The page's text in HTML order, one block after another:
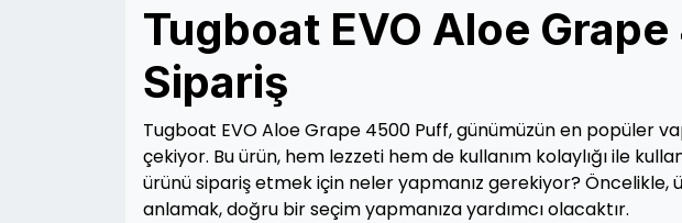
Tugboat EVO Aloe
Sipariş
Tugboat EVO Aloe Grape 4500 Puff, günümüzün en popüler
çekiyor. Bu ürün, hem lezzeti hem de kullanım kolaylığı ile
ürünü sipariş etmek için neler yapmanız gerekiyor? Öncelikle,
anlamak, doğru bir seçim yapmanıza yardımcı olacaktır.